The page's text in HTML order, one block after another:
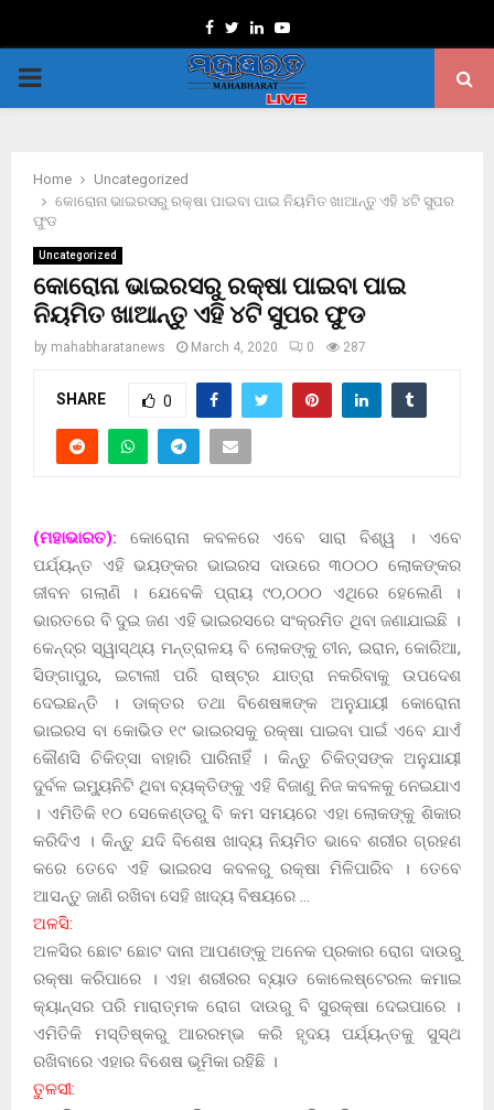
Facebook
TwitterLinkedinYoutube
PRIMARY
Home
Uncategorized
କୋରୋନା ଭାଇରସରୁ ରକ୍ଷା ପାଇବା ପାଇ ନିୟମିତ ଖାଆନ୍ତୁ ଏହି ୪ଟି ସୁପର
ଫୁଡ
Uncategorized
କୋରୋନା ଭାଇରସରୁ ରକ୍ଷା ପାଇବା ପାଇ
ନିୟମିତ ଖାଆନ୍ତୁ ଏହି ୪ଟି ସୁପର ଫୁଡ
by mahabharatanews March 4, 2020 0 287
SHARE 0
(ମହାଭାରତ): କୋରୋନା କବଳରେ ଏବେ ସାରା ବିଶ୍ୱ । ଏବେ
ପର୍ଯ୍ୟନ୍ତ ଏହି ଭୟଙ୍କର ଭାଇରସ ଦାଉରେ ୩୦୦୦ ଲୋକଙ୍କର
ଜୀବନ ଗଲାଣି । ଯେବେକି ପ୍ରାୟ ୯୦,୦୦୦ ଏଥିରେ ହେଲେଣି ।
ଭାରତରେ ବି ଦୁଇ ଜଣ ଏହି ଭାଇରସରେ ସଂକ୍ରମିତ ଥିବା ଜଣାଯାଇଛି ।
କେନ୍ଦ୍ର ସ୍ୱାସ୍ଥ୍ୟ ମନ୍ତ୍ରାଳୟ ବି ଲୋକଙ୍କୁ ଚୀନ, ଇରାନ, କୋରିଆ,
ସିଙ୍ଗାପୁର, ଇଟାଲୀ ପରି ରାଷ୍ଟ୍ର ଯାତ୍ରା ନକରିବାକୁ ଉପଦେଶ
ଦେଇଛନ୍ତି । ଡାକ୍ତର ତଥା ବିଶେଷଜ୍ଞଙ୍କ ଅନୁଯାୟୀ କୋରୋନା
ଭାଇରସ ବା କୋଭିଡ ୧୯ ଭାଇରସକୁ ରକ୍ଷା ପାଇବା ପାଇଁ ଏବେ ଯାଏଁ
କୌଣସି ଚିକିତ୍ସା ବାହାରି ପାରିନାହିଁ । କିନ୍ତୁ ଚିକିତ୍ସଙ୍କ ଅନୁଯାୟୀ
ଦୁର୍ବଳ ଇମ୍ୟୁନିଟି ଥିବା ବ୍ୟକ୍ତିଙ୍କୁ ଏହି ବିଜାଣୁ ନିଜ କବଳକୁ ନେଇଯାଏ
। ଏମିତିକି ୧୦ ସେକେଣ୍ଡରୁ ବି କମ ସମୟରେ ଏହା ଲୋକଙ୍କୁ ଶିକାର
କରିଦିଏ । କିନ୍ତୁ ଯଦି ବିଶେଷ ଖାଦ୍ୟ ନିୟମିତ ଭାବେ ଶରୀର ଗ୍ରହଣ
କରେ ତେବେ ଏହି ଭାଇରସ କବଳରୁ ରକ୍ଷା ମିଳିପାରିବ । ତେବେ
ଆସନ୍ତୁ ଜାଣି ରଖିବା ସେହି ଖାଦ୍ୟ ବିଷୟରେ …
ଅଳସି:
ଅଳସିର ଛୋଟ ଛୋଟ ଦାନା ଆପଣଙ୍କୁ ଅନେକ ପ୍ରକାର ରୋଗ ଦାଉରୁ
ରକ୍ଷା କରିପାରେ । ଏହା ଶରୀରର ବ୍ୟାଡ କୋଲେଷ୍ଟେରଲ କମାଇ
କ୍ୟାନ୍ସର ପରି ମାରାତ୍ମକ ରୋଗ ଦାଉରୁ ବି ସୁରକ୍ଷା ଦେଇପାରେ ।
ଏମିତିକି ମସ୍ତିଷ୍କରୁ ଆରରମ୍ଭ କରି ହୃଦୟ ପର୍ଯ୍ୟନ୍ତକୁ ସୁସ୍ଥ
ରଖିବାରେ ଏହାର ବିଶେଷ ଭୂମିକା ରହିଛି ।
ତୁଳସୀ: